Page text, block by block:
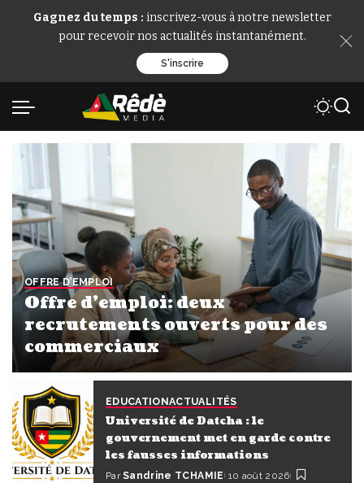
Gagnez du temps : inscrivez-vous à notre newsletter
pour recevoir nos actualités instantanément.
S'inscrire
OFFRE D’EMPLOI
Offre d’emploi: deux
recrutements ouverts pour des
commerciaux
Par Sandrine TCHAMIE 10 août 2026
EDUCATIONACTUALITÉS
Université de Datcha : le
gouvernement met en garde contre
les fausses informations
Par Sandrine TCHAMIE 10 août 2026